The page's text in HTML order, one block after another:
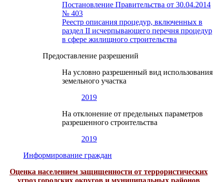
Постановление Правительства от 30.04.2014
№ 403
Реестр описания процедур, включенных в
раздел II исчерпывающего перечня процедур
в сфере жилищного строительства
Предоставление разрешений
На условно разрешенный вид использования
земельного участка
2019
На отклонение от предельных параметров
разрешенного строительства
2019
Информирование граждан
Оценка населением защищенности от террористических
угроз городских округов и муниципальных районов